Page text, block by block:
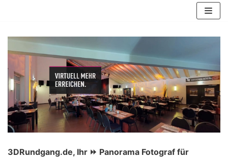
Inhalt
springen
3DRundgang.de, Ihr ⏩ Panorama Fotograf für